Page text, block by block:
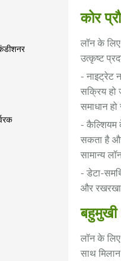
कोर
लॉन के लिए
उत्कृष्ट
- नाइट्रेट
सक्रिय हो
समाधान
- कैल्शियम
सकता है
सामान्य
- डेटा-
और
बहुमुखी
लॉन के
साथ